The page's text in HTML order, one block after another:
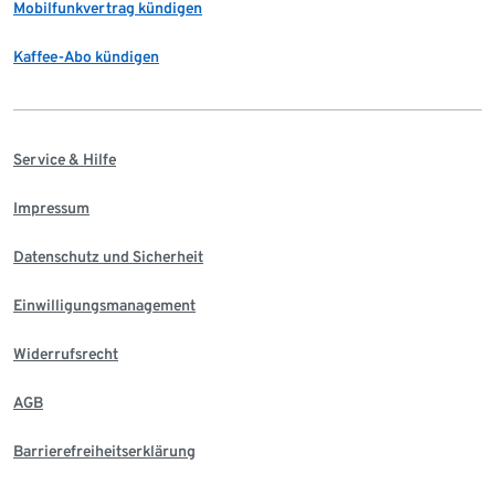
Mobilfunkvertrag kündigen
Kaffee-Abo kündigen
Service & Hilfe
Impressum
Datenschutz und Sicherheit
Einwilligungsmanagement
Widerrufsrecht
AGB
Barrierefreiheitserklärung